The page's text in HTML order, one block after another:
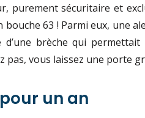
purement sécuritaire et
63 ! Parmi eux, une
brèche qui
vous laissez une porte
un an